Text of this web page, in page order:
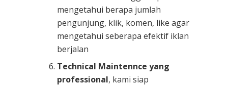
mengetahui berapa jumlah
pengunjung, klik, komen, like agar
mengetahui seberapa efektif iklan
berjalan
Technical Maintennce yang
professional, kami siap